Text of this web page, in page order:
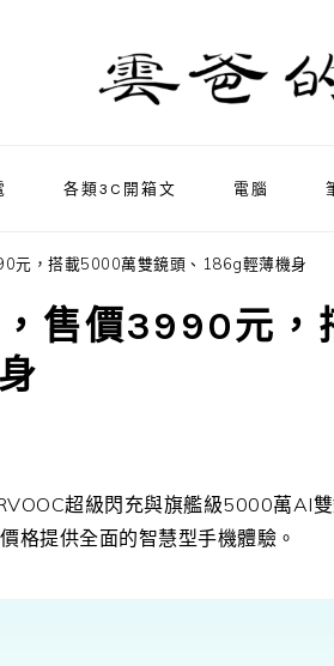
各類3C開箱文 電腦
元，搭載5000萬雙鏡頭、186g輕薄機身
售價3990元，
超級閃充與旗艦級5000萬AI
格提供全面的智慧型手機體驗。